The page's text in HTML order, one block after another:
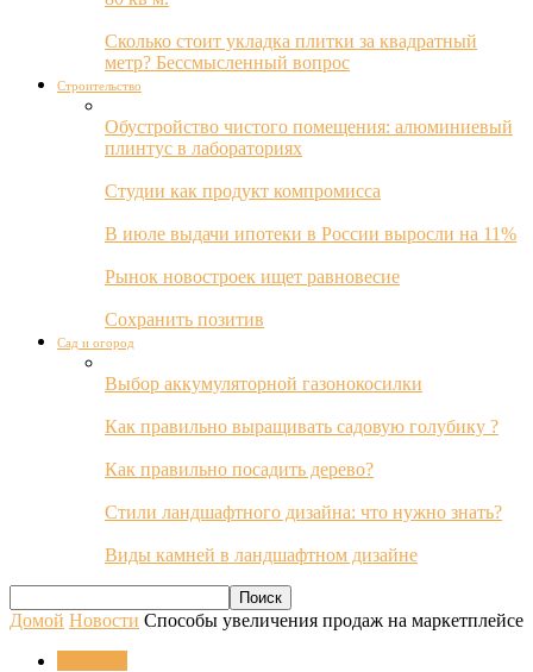
Сколько стоит укладка плитки за квадратный
метр? Бессмысленный вопрос
Строительство
Обустройство чистого помещения: алюминиевый
плинтус в лабораториях
Студии как продукт компромисса
В июле выдачи ипотеки в России выросли на 11%
Рынок новостроек ищет равновесие
Сохранить позитив
Сад и огород
Выбор аккумуляторной газонокосилки
Как правильно выращивать садовую голубику ?
Как правильно посадить дерево?
Стили ландшафтного дизайна: что нужно знать?
Виды камней в ландшафтном дизайне
Домой Новости Способы увеличения продаж на маркетплейсе